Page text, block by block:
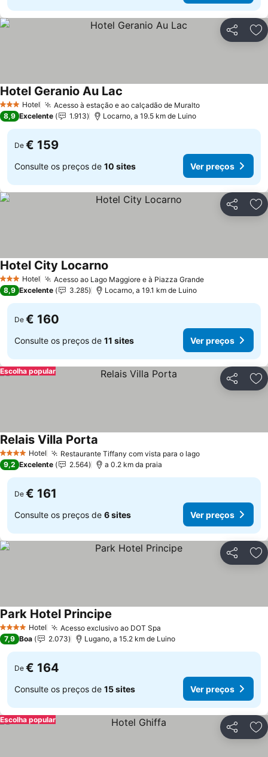
Partilhar
3 EstrelasHotel Acesso à estação e ao calçadão de Muralto
Hotel Geranio Au Lac
8,9 Excelente 1.913 Locarno, a 19.5 km de Luino
De € 159
Consulte os preços de 10 sites Ver preços
Partilhar
3 EstrelasHotel Acesso ao Lago Maggiore e à Piazza Grande
Hotel City Locarno
8,9 Excelente 3.285 Locarno, a 19.1 km de Luino
De € 160
Consulte os preços de 11 sites Ver preços
Partilhar
Escolha popular
4 EstrelasHotel Restaurante Tiffany com vista para o lago
Relais Villa Porta
9,2 Excelente 2.564 a 0.2 km da praia
De € 161
Consulte os preços de 6 sites Ver preços
Partilhar
4 EstrelasHotel Acesso exclusivo ao DOT Spa
Park Hotel Principe
7,9 Boa 2.073 Lugano, a 15.2 km de Luino
De € 164
Consulte os preços de 15 sites Ver preços
Partilhar
Escolha popular